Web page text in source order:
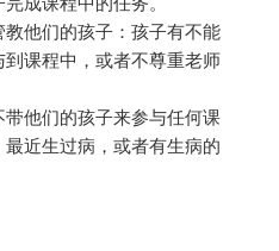
他们的孩子：孩子有不能
课程中，或者不尊重老师
他们的孩子来参与任何课
近生过病，或者有生病的